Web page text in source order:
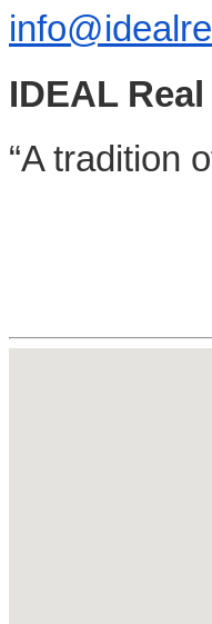
IDEAL
“A tradition